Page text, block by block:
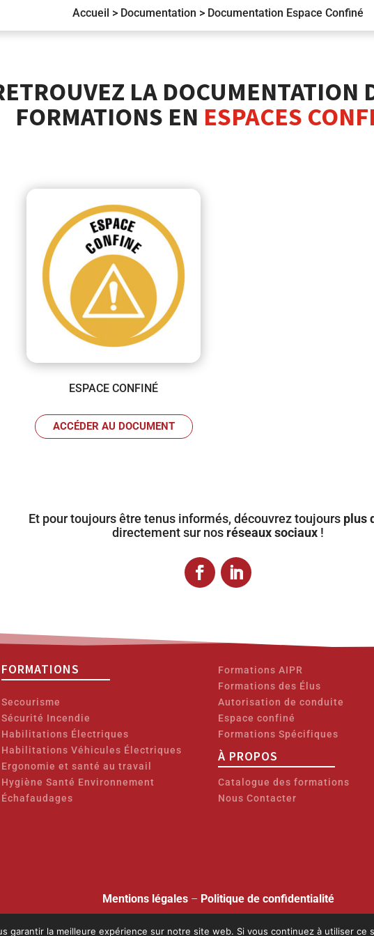
Accueil > Documentation > Documentation Espace Confiné
LA DOCUMENTATION
FORMATIONS EN ESPACES
ESPACE CONFINÉ
ACCÉDER AU DOCUMENT
Et pour toujours être tenus informés, découvrez toujours plus
directement sur nos réseaux sociaux !
FORMATIONS
Secourisme
Sécurité Incendie
Habilitations Électriques
Habilitations Véhicules Électriques
Ergonomie et santé au travail
Hygiène Santé Environnement
Échafaudages
Formations AIPR
Formations des Élus
Autorisation de conduite
Espace confiné
Formations Spécifiques
À PROPOS
Catalogue des formations
Nous Contacter
Mentions légales– Politique de confidentialité
garantir la meilleure expérience sur notre site web. Si vous continuez à utiliser